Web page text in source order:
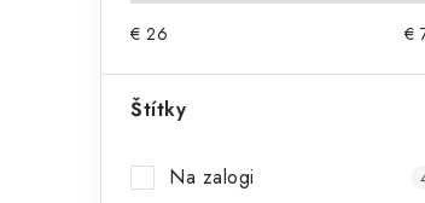
a € 26 €
Štítky
Na zalogi